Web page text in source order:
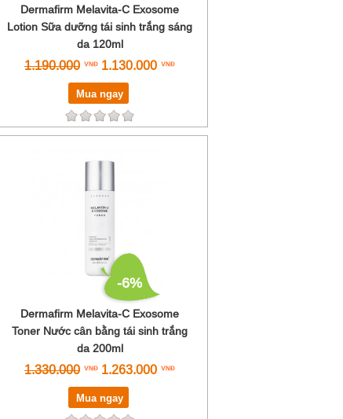
Dermafirm Melavita-C Exosome
Lotion Sữa dưỡng tái sinh trắng sáng
da 120ml
1.190.000 1.130.000
Mua ngay
-6%
Dermafirm Melavita-C Exosome
Toner Nước cân bằng tái sinh trắng
da 200ml
1.330.000 1.263.000
Mua ngay